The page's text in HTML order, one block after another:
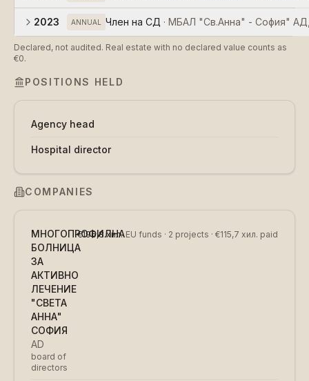
2023 ANNUAL Член на СД · МБАЛ
Declared, not audited. Real estate with no declared value counts as
€0.
POSITIONS HELD
Agency head
Hospital director
COMPANIES
МНОГОПРОФИЛНА
БОЛНИЦА
ЗА
АКТИВНО
ЛЕЧЕНИЕ
"СВЕТА
АННА"
СОФИЯ
AD
board of
directors
€196,8 хил. EU funds · 2 projects · €115,7 хил. paid